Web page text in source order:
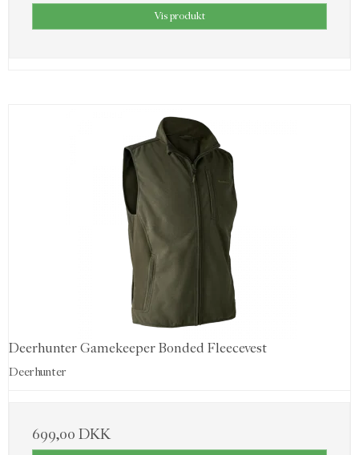
Vis produkt
Deerhunter Gamekeeper Bonded Fleecevest
Deerhunter
699,00 DKK